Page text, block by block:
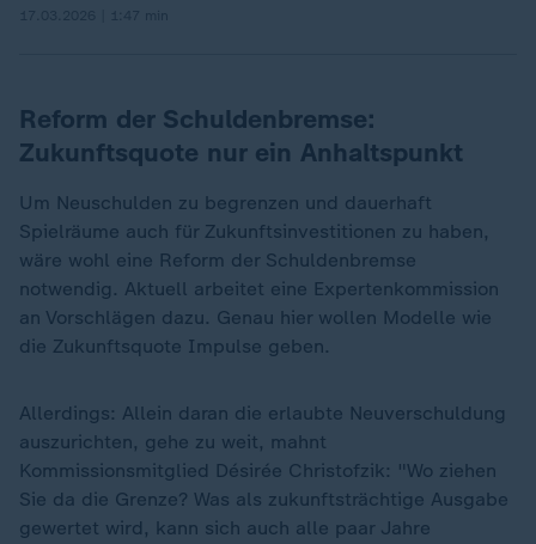
Reform der Schuldenbremse:
Zukunftsquote nur ein Anhaltspunkt
Um Neuschulden zu begrenzen und dauerhaft
Spielräume auch für Zukunftsinvestitionen zu haben,
wäre wohl eine Reform der Schuldenbremse
notwendig. Aktuell arbeitet eine Expertenkommission
an Vorschlägen dazu. Genau hier wollen Modelle wie
die Zukunftsquote Impulse geben.
Allerdings: Allein daran die erlaubte Neuverschuldung
auszurichten, gehe zu weit, mahnt
Kommissionsmitglied Désirée Christofzik: "Wo ziehen
Sie da die Grenze? Was als zukunftsträchtige Ausgabe
gewertet wird, kann sich auch alle paar Jahre